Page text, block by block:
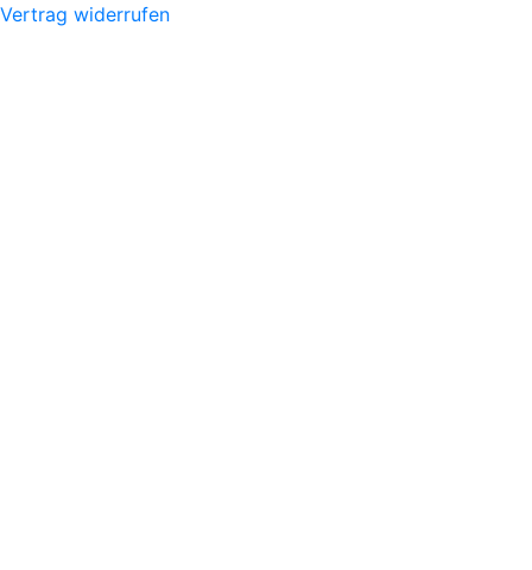
Vertrag widerrufen